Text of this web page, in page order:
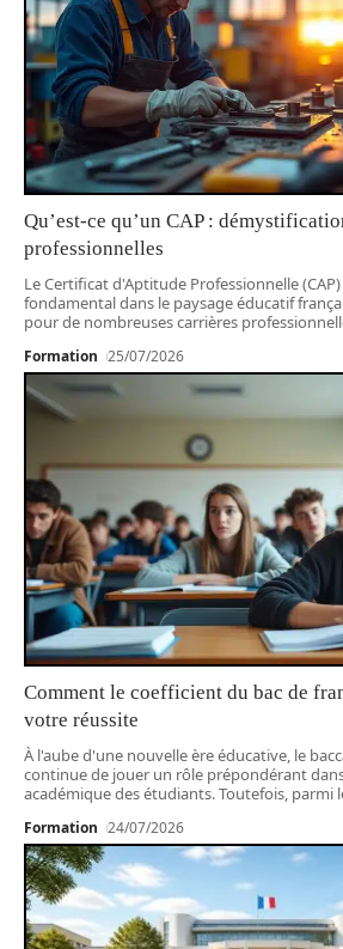
Qu’est-ce qu’un CAP :
professionnelles
Le Certificat d'Aptitude Professionnelle
fondamental dans le paysage éducatif
pour de nombreuses carrières
Formation 25/07/2026
Comment le coefficient du bac de
votre réussite
À l'aube d'une nouvelle ère éducative, le
continue de jouer un rôle prépondérant
académique des étudiants. Toutefois, parmi
Formation 24/07/2026